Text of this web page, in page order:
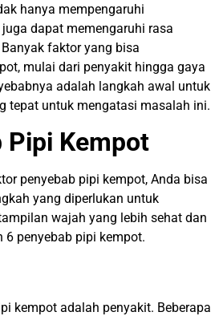
hanya mempengaruhi
dapat memengaruhi rasa
faktor yang bisa
mulai dari penyakit hingga gaya
adalah langkah awal untuk
tepat untuk mengatasi masalah ini.
Pipi Kempot
penyebab pipi kempot, Anda bisa
yang diperlukan untuk
wajah yang lebih sehat dan
6 penyebab pipi kempot.
kempot adalah penyakit. Beberapa